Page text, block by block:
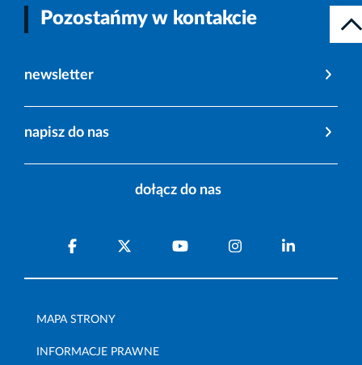
Pozostańmy w kontakcie
newsletter
napisz do nas
dołącz do nas
MAPA STRONY
INFORMACJE PRAWNE